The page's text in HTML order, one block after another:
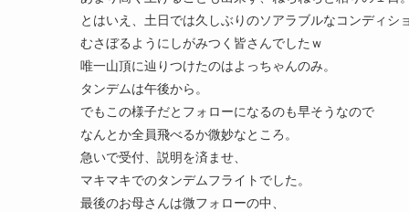
とはいえ、土日では久しぶりのソアラブルなコンディシ
むさぼるようにしがみつく皆さんでしたｗ
唯一山頂に辿りつけたのはよっちゃんのみ。
タンデムは午後から。
でもこの様子だとフォローになるのも早そうなので
なんとか全員飛べるか微妙なところ。
急いで受付、説明を済ませ、
マキマキでのタンデムフライトでした。
最後のお母さんは微フォローの中、